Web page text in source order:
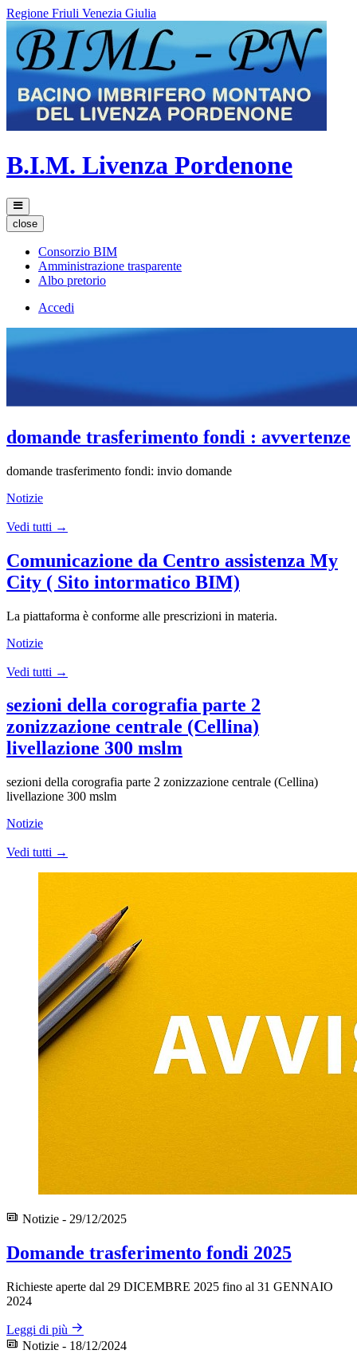
Regione Friuli Venezia Giulia
B.I.M. Livenza Pordenone
close
Consorzio BIM
Amministrazione trasparente
Albo pretorio
Accedi
domande trasferimento fondi : avvertenze
domande trasferimento fondi: invio domande
Notizie
Vedi tutti →
Comunicazione da Centro assistenza My
City ( Sito intormatico BIM)
La piattaforma è conforme alle prescrizioni in materia.
Notizie
Vedi tutti →
sezioni della corografia parte 2
zonizzazione centrale (Cellina)
livellazione 300 mslm
sezioni della corografia parte 2 zonizzazione centrale (Cellina)
livellazione 300 mslm
Notizie
Vedi tutti →
Notizie - 29/12/2025
Domande trasferimento fondi 2025
Richieste aperte dal 29 DICEMBRE 2025 fino al 31 GENNAIO
2024
Leggi di più
Notizie - 18/12/2024